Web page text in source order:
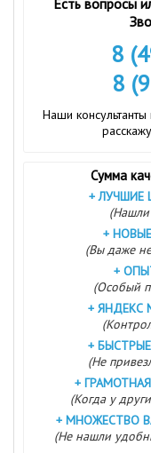
Есть вопросы
8
8
Наши
Сумма
+ ЛУЧШИЕ
(Нашли
+
(Вы даже
+
(Особый
+ ЯНДЕКС
+
(Не
+
(Когда у
+ МНОЖЕСТВО
(Не нашли